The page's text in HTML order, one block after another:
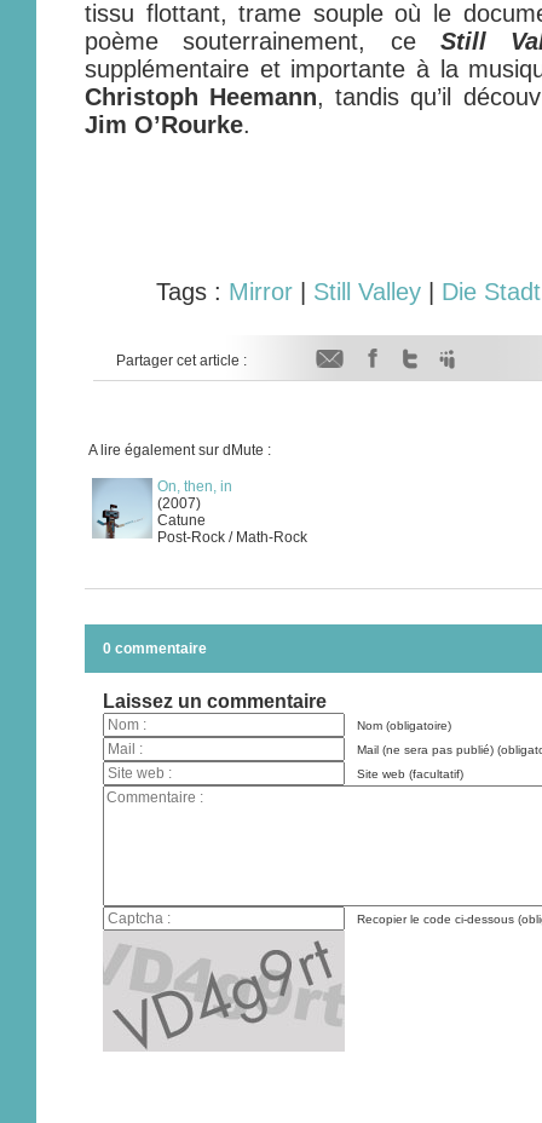
tissu flottant, trame souple où le
poème souterrainement, ce Still
supplémentaire et importante à la
Christoph Heemann, tandis qu’il
Jim O’Rourke.
Tags : Mirror| Still Valley| Die
Partager cet article :
A lire également sur dMute :
On, then, in
(2007)
Catune
Post-Rock / Math-Rock
0 commentaire
Laissez un commentaire
Nom (obligatoire)
Mail (ne sera pas publié)
Site web (facultatif)
Recopier le code ci-dessous